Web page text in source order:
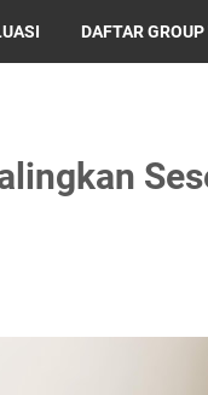
DAFTAR